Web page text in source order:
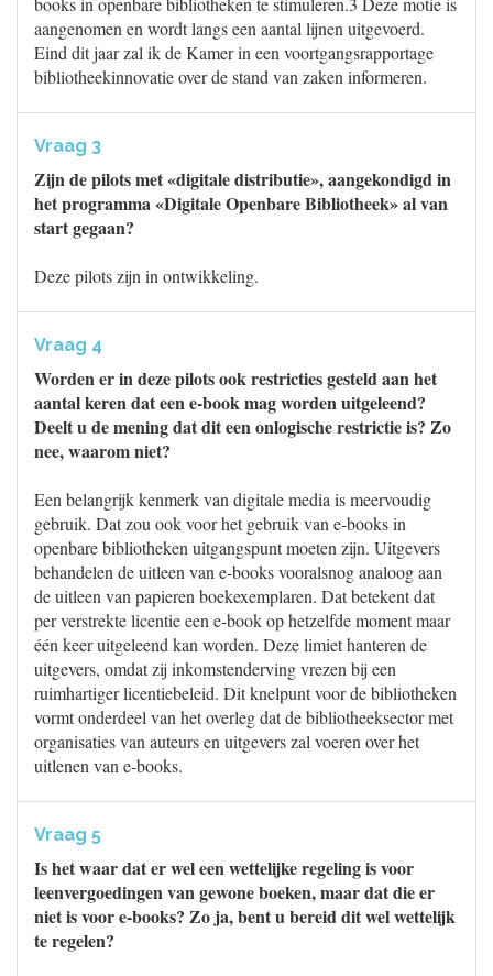
aangenomen en wordt langs een aantal lijnen uitgevoerd.
Eind dit jaar zal ik de Kamer in een voortgangsrapportage
bibliotheekinnovatie over de stand van zaken informeren.
Vraag 3
Zijn de pilots met «digitale distributie», aangekondigd in
het programma «Digitale Openbare Bibliotheek» al van
start gegaan?
Deze pilots zijn in ontwikkeling.
Vraag 4
Worden er in deze pilots ook restricties gesteld aan het
aantal keren dat een e-book mag worden uitgeleend?
Deelt u de mening dat dit een onlogische restrictie is? Zo
nee, waarom niet?
Een belangrijk kenmerk van digitale media is meervoudig
gebruik. Dat zou ook voor het gebruik van e-books in
openbare bibliotheken uitgangspunt moeten zijn. Uitgevers
behandelen de uitleen van e-books vooralsnog analoog aan
de uitleen van papieren boekexemplaren. Dat betekent dat
per verstrekte licentie een e-book op hetzelfde moment maar
één keer uitgeleend kan worden. Deze limiet hanteren de
uitgevers, omdat zij inkomstenderving vrezen bij een
ruimhartiger licentiebeleid. Dit knelpunt voor de bibliotheken
vormt onderdeel van het overleg dat de bibliotheeksector met
organisaties van auteurs en uitgevers zal voeren over het
uitlenen van e-books.
Vraag 5
Is het waar dat er wel een wettelijke regeling is voor
leenvergoedingen van gewone boeken, maar dat die er
niet is voor e-books? Zo ja, bent u bereid dit wel wettelijk
te regelen?